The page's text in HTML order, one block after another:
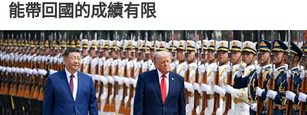
能帶回國的成績有限